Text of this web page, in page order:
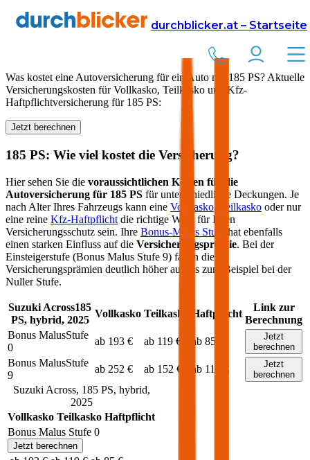
durchblicker.at – Startseite
Versicherung Autoversicherung
PS in Österreich
Was kostet eine Autoversicherung für ein Auto mit 185 PS? Aktuelle
Versicherungskosten für Vollkasko, Teilkasko und Kfz-
Haftpflichtversicherung für 185 PS:
Jetzt berechnen
185 PS: Wie viel kostet die Versicherung?
Hier sehen Sie die voraussichtlichen Kosten für die
Autoversicherung für 185 PS für unterschiedliche Deckungen. Je
nach Alter Ihres Fahrzeugs kann eine Vollkasko, Teilkasko oder nur
eine reine Kfz-Haftpflicht die richtige Wahl für Ihren
Versicherungsschutz sein. Ihre Bonus-Malus Stufe
hat ebenfalls
einen starken Einfluss auf die Versicherungsprämie. Bei der
Einsteigerstufe (Bonus Malus Stufe 9) fallen die
Versicherungsprämien deutlich höher aus als zum Beispiel bei der
Nuller Stufe.
Suzuki Across185
PS, hybrid, 2025
Vollkasko Teilkasko Haftpflicht
Link zur
Berechnung
Bonus MalusStufe
0
ab 193 € ab 119 € ab 85 €
Jetzt
berechnen
Bonus MalusStufe
9
ab 252 € ab 152 € ab 116 €
Jetzt
berechnen
Suzuki Across, 185PS, hybrid,
2025
Vollkasko Teilkasko Haftpflicht
Bonus Malus Stufe 0
Jetzt berechnen